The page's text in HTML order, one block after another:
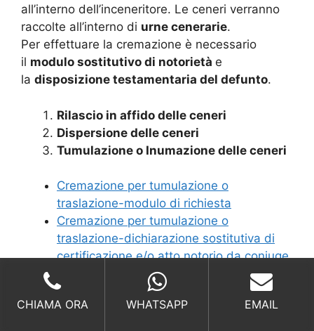
all’interno dell’inceneritore. Le ceneri verranno
raccolte all’interno di urne cenerarie.
Per effettuare la cremazione è necessario
il modulo sostitutivo di notorietà e
la disposizione testamentaria del defunto.
Rilascio in affido delle ceneri
Dispersione delle ceneri
Tumulazione o Inumazione delle ceneri
Cremazione per tumulazione o
traslazione-modulo di richiesta
Cremazione per tumulazione o
traslazione-dichiarazione sostitutiva di
certificazione e/o atto notorio da coniuge
Cremazione per tumulazione o
traslazione-dichiarazione sostitutiva di
CHIAMA ORA WHATSAPP EMAIL